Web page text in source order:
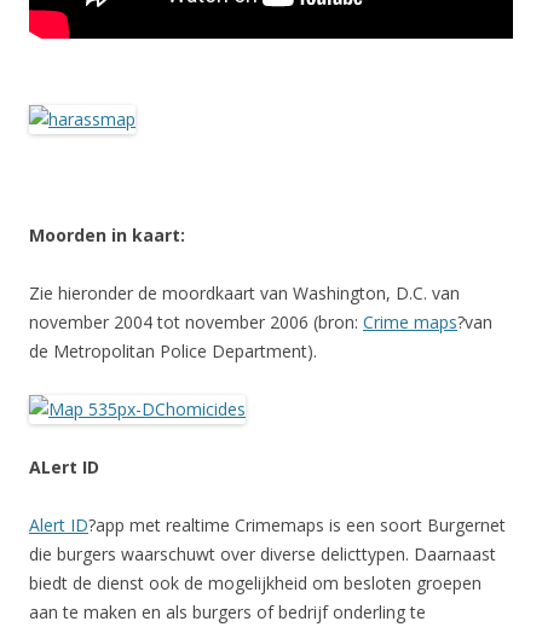
Moorden in kaart:
Zie hieronder de moordkaart van Washington, D.C. van
november 2004 tot november 2006 (bron: Crime maps?van
de Metropolitan Police Department).
ALert ID
Alert ID?app met realtime Crimemaps is een soort Burgernet
die burgers waarschuwt over diverse delicttypen. Daarnaast
biedt de dienst ook de mogelijkheid om besloten groepen
aan te maken en als burgers of bedrijf onderling te